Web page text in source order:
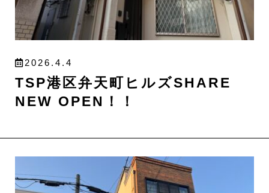
2026.4.4
TSP港区弁天町ヒルズSHARE
NEW OPEN！！